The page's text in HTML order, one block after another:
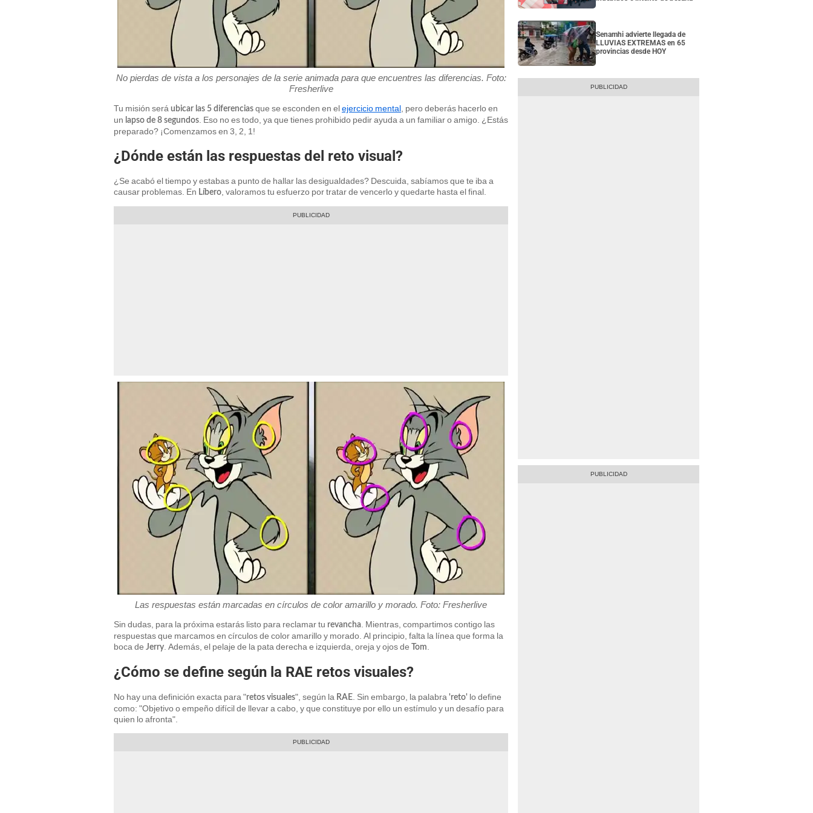
No pierdas de vista a los personajes de la serie animada para que encuentres las diferencias. Foto:
Fresherlive
Tu misión será ubicar las 5 diferencias que se esconden en elejercicio mental, pero deberás hacerlo en
un lapso de 8 segundos. Eso no es todo, ya que tienes prohibido pedir ayuda a un familiar o amigo. ¿Estás
preparado? ¡Comenzamos en 3, 2, 1!
¿Dónde están las respuestas del reto visual?
¿Se acabó el tiempo y estabas a punto de hallar las desigualdades? Descuida, sabíamos que te iba a
causar problemas. En Líbero, valoramos tu esfuerzo por tratar de vencerlo y quedarte hasta el final.
Las respuestas están marcadas en círculos de color amarillo y morado. Foto: Fresherlive
Sin dudas, para la próxima estarás listo para reclamar tu revancha. Mientras, compartimos contigo las
respuestas que marcamos en círculos de color amarillo y morado. Al principio, falta la línea que forma la
boca de Jerry. Además, el pelaje de la pata derecha e izquierda, oreja y ojos de Tom.
¿Cómo se define según la RAE retos visuales?
No hay una definición exacta para "retos visuales", según la RAE . Sin embargo, la palabra 'reto' lo define
como: "Objetivo o empeño difícil de llevar a cabo, y que constituye por ello un estímulo y un desafío para
quien lo afronta".
Senamhi advierte llegada de
LLUVIAS EXTREMAS en 65
provincias desde HOY